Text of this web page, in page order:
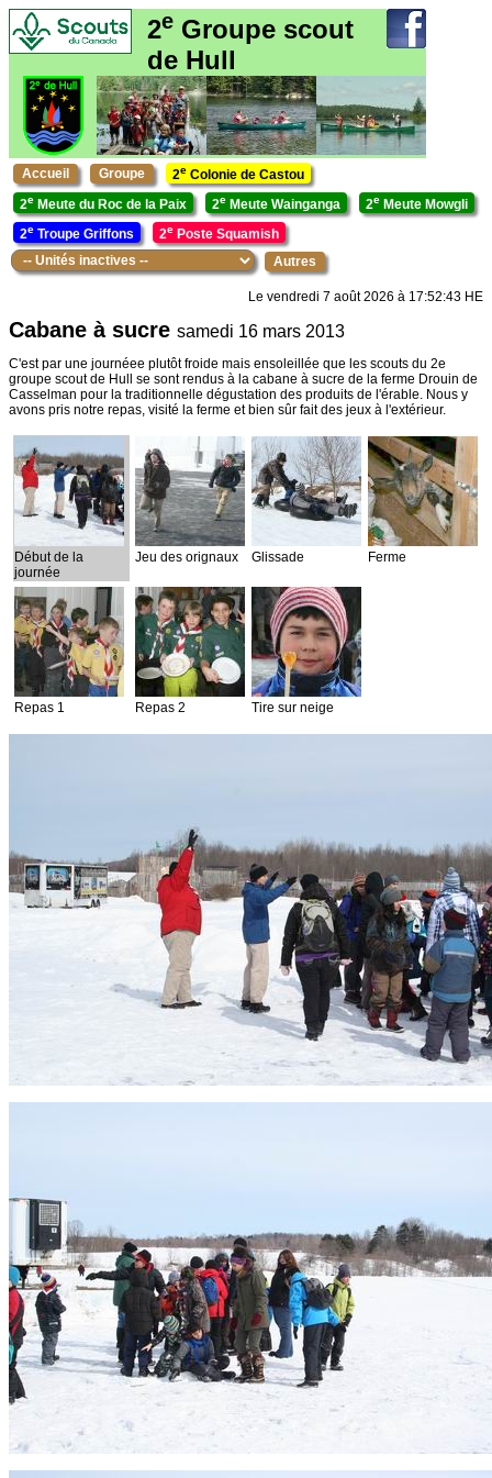
2e Groupe scout
de Hull
Accueil Groupe 2e Colonie de Castou
2e Meute du Roc de la Paix 2e Meute Wainganga 2e Meute Mowgli
2e Troupe Griffons 2e Poste Squamish
Autres
Le vendredi 7 août 2026 à 17:52:43 HE
Cabane à sucre samedi 16 mars 2013
C'est par une journéee plutôt froide mais ensoleillée que les scouts du 2e
groupe scout de Hull se sont rendus à la cabane à sucre de la ferme Drouin de
Casselman pour la traditionnelle dégustation des produits de l'érable. Nous y
avons pris notre repas, visité la ferme et bien sûr fait des jeux à l'extérieur.
Début de la
journée
Jeu des orignaux Glissade Ferme
Repas 1 Repas 2 Tire sur neige